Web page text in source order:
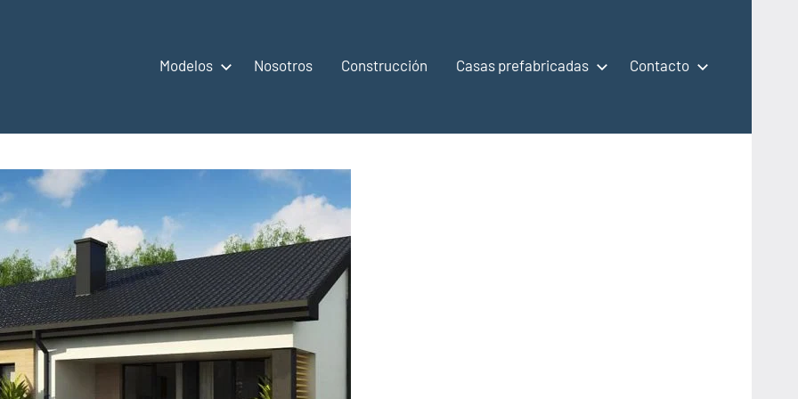
Modelos Nosotros Construcción Casas prefabricadas Contacto